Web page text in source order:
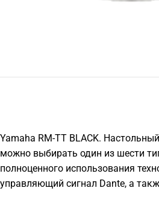
Yamaha RM-TT BLACK.
можно выбирать один из шести
полноценного использования
управляющий сигнал Dante, а